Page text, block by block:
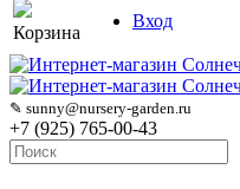
Корзина
Вход
✎ sunny@nursery-garden.ru
+7 (925) 765-00-43